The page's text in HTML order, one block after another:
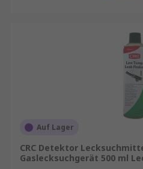
Auf Lager
CRC Detektor
Gaslecksuchgerät 500 ml